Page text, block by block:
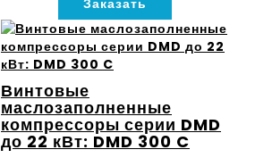
Заказать
Винтовые
маслозаполненные
компрессоры серии DMD
до 22 кВт: DMD 300 C